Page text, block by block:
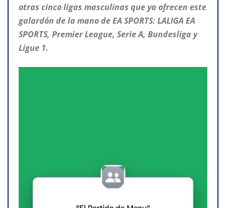
otras cinco ligas masculinas que ya ofrecen este
galardón de la mano de EA SPORTS: LALIGA EA
SPORTS, Premier League, Serie A, Bundesliga y
Ligue 1.